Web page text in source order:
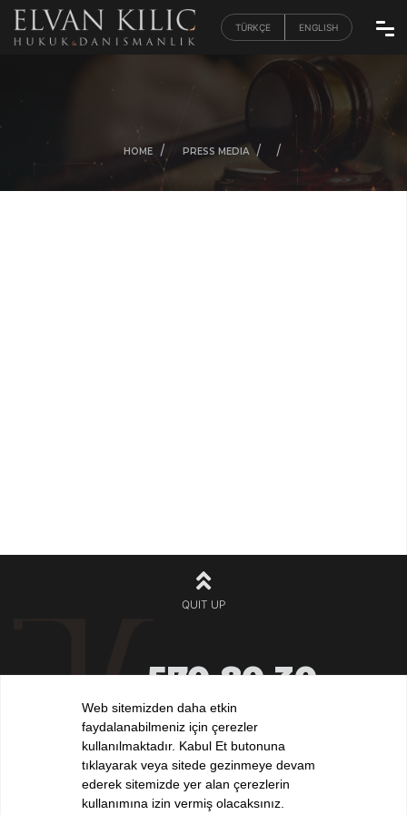
TÜRKÇE ENGLISH
HOME / PRESS MEDIA / /
QUIT UP
570 80 30
+90 532532 32 32
iletisim@elvankilic.com
FOLLOW US !
Web sitemizden daha etkin
faydalanabilmeniz için çerezler
kullanılmaktadır. Kabul Et butonuna
tıklayarak veya sitede gezinmeye devam
ederek sitemizde yer alan çerezlerin
kullanımına izin vermiş olacaksınız.